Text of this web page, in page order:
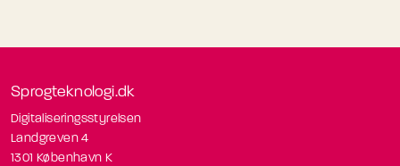
Sprogteknologi.dk
Digitaliseringsstyrelsen
Landgreven 4
1301 København K